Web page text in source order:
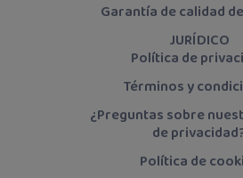
Garantía de calidad
JURÍDICO
Política de
Términos y
¿Preguntas sobre
de
Política de